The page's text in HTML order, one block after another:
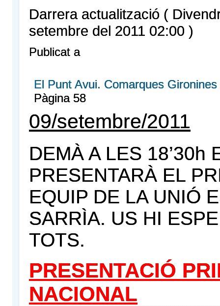
Darrera actualització (
setembre del 2011 02:00 )
Publicat a
El Punt Avui. Comarques Gironines
Pàgina 58
09/setembre/2011
DEMÀ A LES 18’30h
PRESENTARÀ EL
EQUIP DE LA UNIÓ
SARRÌA. US HI
TOTS.
PRESENTACIÓ
NACIONAL